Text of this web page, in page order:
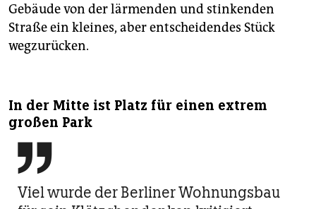
Gebäude von der lärmenden und stinkenden
Straße ein kleines, aber entscheidendes Stück
wegzurücken.
In der Mitte ist Platz für einen extrem
großen Park

Viel wurde der Berliner Wohnungsbau